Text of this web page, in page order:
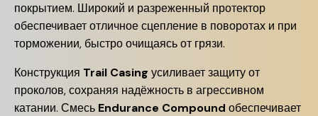
покрытием. Широкий и разреженный протектор
обеспечивает отличное сцепление в поворотах и при
торможении, быстро очищаясь от грязи.
Конструкция Trail Casing усиливает защиту от
проколов, сохраняя надёжность в агрессивном
катании. Смесь Endurance Compound обеспечивает